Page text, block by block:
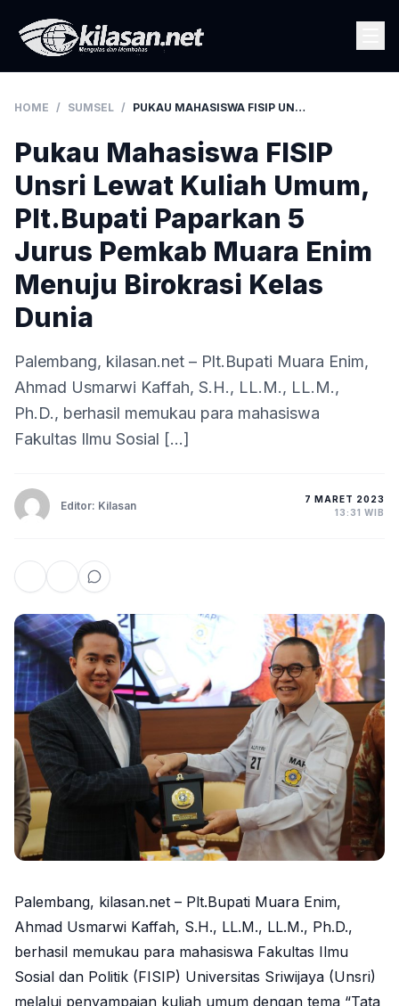
HOME / SUMSEL / PUKAU MAHASISWA FISIP UNSRI LEWAT KULIAH UMUM, PLT.BUPATI PAPARKAN 5 JURUS PEMKAB MUARA ENIM MENUJU BIROKRASI KELAS DUNIA
Pukau Mahasiswa FISIP
Unsri Lewat Kuliah Umum,
Plt.Bupati Paparkan 5
Jurus Pemkab Muara Enim
Menuju Birokrasi Kelas
Dunia
Palembang, kilasan.net – Plt.Bupati Muara Enim,
Ahmad Usmarwi Kaffah, S.H., LL.M., LL.M.,
Ph.D., berhasil memukau para mahasiswa
Fakultas Ilmu Sosial […]
Editor: Kilasan
7 MARET 2023
13:31 WIB
Palembang, kilasan.net – Plt.Bupati Muara Enim,
Ahmad Usmarwi Kaffah, S.H., LL.M., LL.M., Ph.D.,
berhasil memukau para mahasiswa Fakultas Ilmu
Sosial dan Politik (FISIP) Universitas Sriwijaya (Unsri)
melalui penyampaian kuliah umum dengan tema “Tata